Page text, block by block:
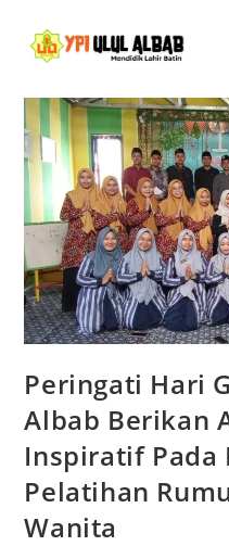
Peringati Hari
Albab Berikan
Inspiratif Pada
Pelatihan
Wanita